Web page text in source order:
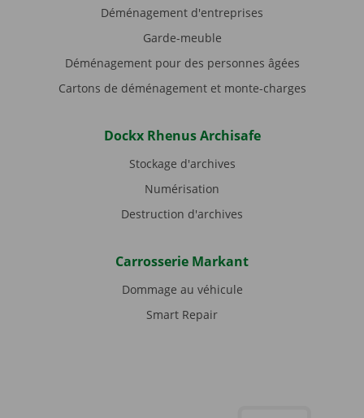
Déménagement d'entreprises
Garde-meuble
Déménagement pour des personnes âgées
Cartons de déménagement et monte-charges
Dockx Rhenus Archisafe
Stockage d'archives
Numérisation
Destruction d'archives
Carrosserie Markant
Dommage au véhicule
Smart Repair